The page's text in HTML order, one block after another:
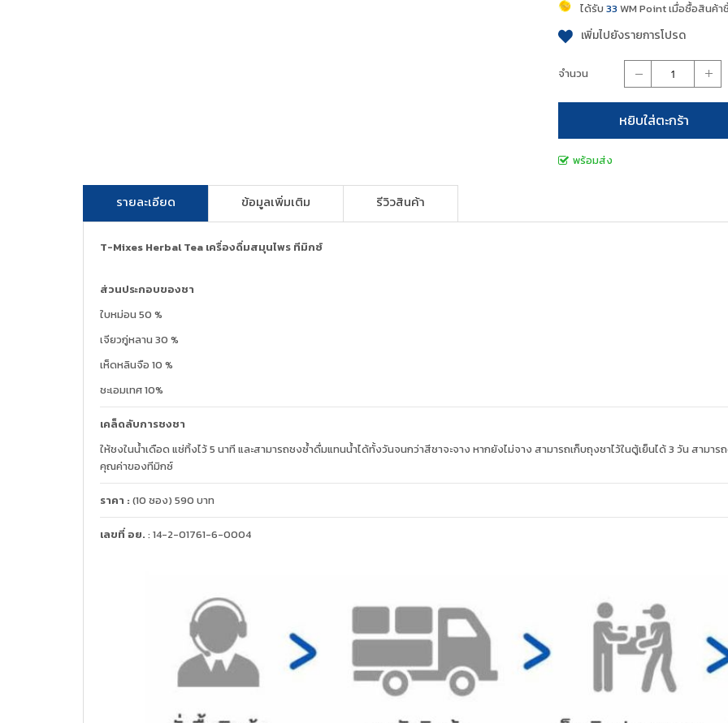
จำนวน
หยิบใส่ตะกร้า
พร้อมส่ง
ได้รับ 33 WM Point เมื่อซื้อสินค้า
เพิ่มไปยังรายการโปรด
รายละเอียด ข้อมูลเพิ่มเติม รีวิวสินค้า
T-Mixes Herbal Tea เครื่องดื่มสมุนไพร ทีมิกซ์
ส่วนประกอบของชา
ใบหม่อน 50 %
เจียวกู่หลาน 30 %
เห็ดหลินจือ 10 %
ชะเอมเทศ 10%
เคล็ดลับการชงชา
ให้ชงในน้ำเดือด แช่ทิ้งไว้ 5 นาที และสามารถชงซ้ำดื่มแทนน้ำได้ทั้งวันจนกว่าสีชาจะจาง หากยังไม่จาง สามารถเก็บถุงชาไว้ในตู้เย็นได้ 3 วัน สามา
คุณค่าของทีมิกซ์
ราคา : (10 ซอง) 590 บาท
เลขที่ อย. : 14-2-01761-6-0004